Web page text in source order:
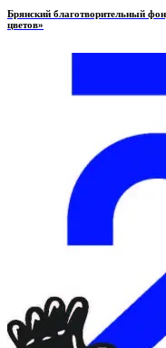
Брянский благотворительный
цветов»